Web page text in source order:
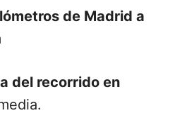
de Madrid a
del recorrido en